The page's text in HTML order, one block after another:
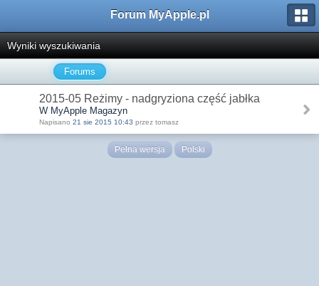
Forum MyApple.pl
Wyniki wyszukiwania
Forums
2015-05 Reżimy - nadgryziona część jabłka
W MyApple Magazyn
Napisano 21 sie 2015 10:43 przez tomasz
Pełna wersja Polski